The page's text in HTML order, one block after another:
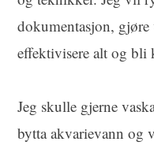
dokumentasjon, gjøre
effektivisere alt og bli
Jeg skulle gjerne
bytta akvarievann og